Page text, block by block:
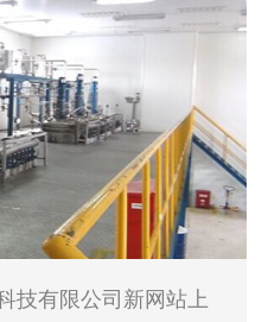
技有限公司新网站上